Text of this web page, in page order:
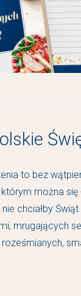
to bez
można
chciałby
mrugających